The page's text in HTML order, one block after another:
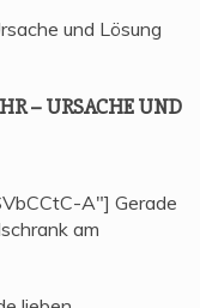
– URSA­CHE UND
A"] Gerade
am